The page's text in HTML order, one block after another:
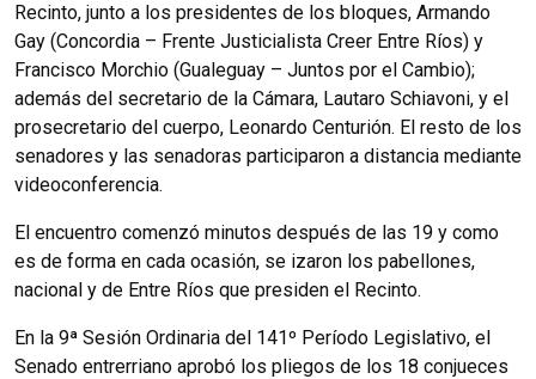
Recinto, junto a los presidentes de los bloques, Armando
Gay (Concordia – Frente Justicialista Creer Entre Ríos) y
Francisco Morchio (Gualeguay – Juntos por el Cambio);
además del secretario de la Cámara, Lautaro Schiavoni, y el
prosecretario del cuerpo, Leonardo Centurión. El resto de los
senadores y las senadoras participaron a distancia mediante
videoconferencia.
El encuentro comenzó minutos después de las 19 y como
es de forma en cada ocasión, se izaron los pabellones,
nacional y de Entre Ríos que presiden el Recinto.
En la 9ª Sesión Ordinaria del 141º Período Legislativo, el
Senado entrerriano aprobó los pliegos de los 18 conjueces